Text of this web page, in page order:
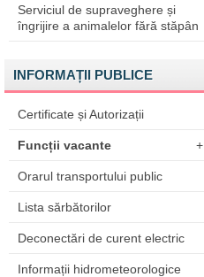
Serviciul de supraveghere și
îngrijire a animalelor fără stăpân
INFORMAȚII PUBLICE
Certificate și Autorizații
Funcții vacante +
Orarul transportului public
Lista sărbătorilor
Deconectări de curent electric
Informații hidrometeorologice